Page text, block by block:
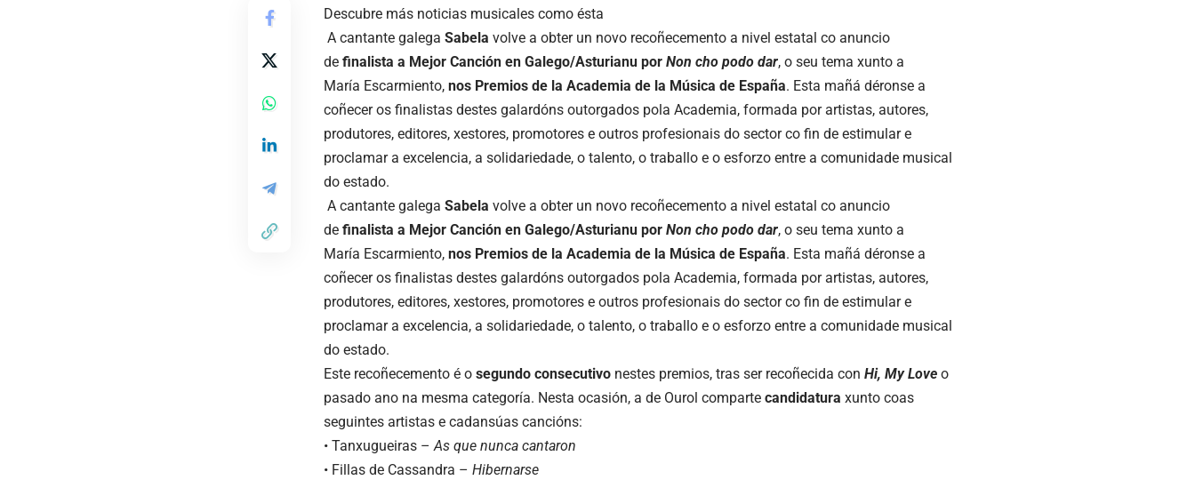
Descubre más noticias musicales como ésta
A cantante galega Sabela volve a obter un novo recoñecemento a nivel estatal co anuncio
de finalista a Mejor Canción en Galego/Asturianu por Non cho podo dar, o seu tema xunto a
María Escarmiento, nos Premios de la Academia de la Música de España. Esta mañá déronse a
coñecer os finalistas destes galardóns outorgados pola Academia, formada por artistas, autores,
produtores, editores, xestores, promotores e outros profesionais do sector co fin de estimular e
proclamar a excelencia, a solidariedade, o talento, o traballo e o esforzo entre a comunidade musical
do estado.
A cantante galega Sabela volve a obter un novo recoñecemento a nivel estatal co anuncio
de finalista a Mejor Canción en Galego/Asturianu por Non cho podo dar, o seu tema xunto a
María Escarmiento, nos Premios de la Academia de la Música de España. Esta mañá déronse a
coñecer os finalistas destes galardóns outorgados pola Academia, formada por artistas, autores,
produtores, editores, xestores, promotores e outros profesionais do sector co fin de estimular e
proclamar a excelencia, a solidariedade, o talento, o traballo e o esforzo entre a comunidade musical
do estado.
Este recoñecemento é o segundo consecutivo nestes premios, tras ser recoñecida con Hi, My Love o
pasado ano na mesma categoría. Nesta ocasión, a de Ourol comparte candidatura xunto coas
seguintes artistas e cadansúas cancións:
• Tanxugueiras – As que nunca cantaron
• Fillas de Cassandra – Hibernarse